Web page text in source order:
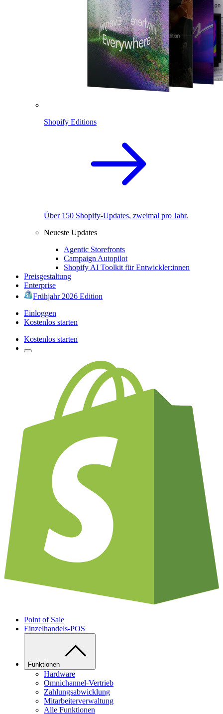
Shopify Editions
Über 150 Shopify-Updates, zweimal pro Jahr.
Neueste Updates
Agentic Storefronts
Campaign Autopilot
Shopify AI Toolkit für Entwickler:innen
Preisgestaltung
Enterprise
Frühjahr 2026 Edition
Einloggen
Kostenlos starten
Kostenlos starten
Point of Sale
Einzelhandels-POS
Funktionen
Hardware
Omnichannel-Vertrieb
Zahlungsabwicklung
Mitarbeiterverwaltung
Alle Funktionen